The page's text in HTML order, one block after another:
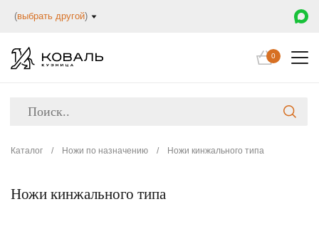
(выбрать другой)
0
Каталог / Ножи по назначению / Ножи кинжального типа
Ножи кинжального типа